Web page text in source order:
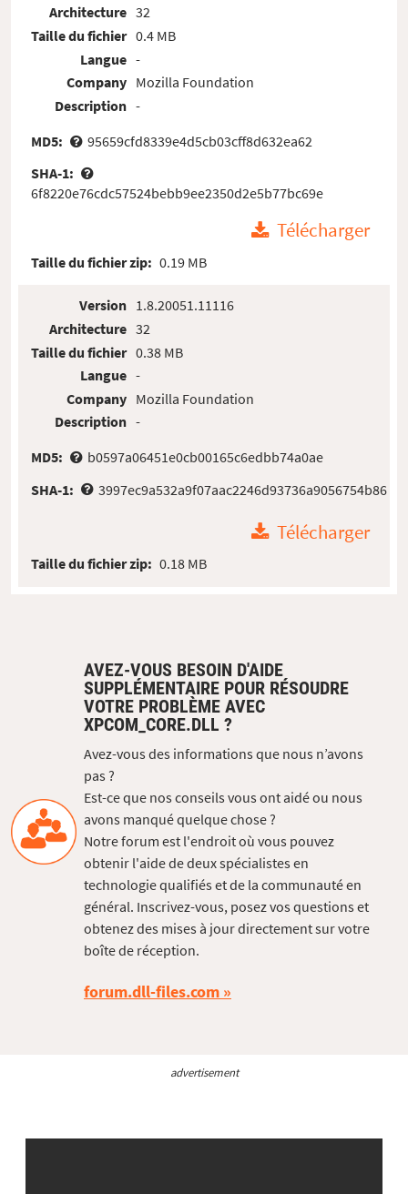
Architecture
Taille du fichier
Langue
Company
Description
32
0.4 MB
-
Mozilla Foundation
-
MD5:
95659cfd8339e4d5cb03cff8d632ea62
SHA-1:
6f8220e76cdc57524bebb9ee2350d2e5b77bc69e
Télécharger
Taille du fichier zip: 0.19 MB
Version
Architecture
Taille du fichier
Langue
Company
Description
1.8.20051.11116
32
0.38 MB
-
Mozilla Foundation
-
MD5:
b0597a06451e0cb00165c6edbb74a0ae
SHA-1:
3997ec9a532a9f07aac2246d93736a9056754b86
Télécharger
Taille du fichier zip: 0.18 MB
AVEZ-VOUS BESOIN D'AIDE
SUPPLÉMENTAIRE POUR RÉSOUDRE
VOTRE PROBLÈME AVEC
XPCOM_CORE.DLL ?
Avez-vous des informations que nous n’avons
pas ?
Est-ce que nos conseils vous ont aidé ou nous
avons manqué quelque chose ?
Notre forum est l'endroit où vous pouvez
obtenir l'aide de deux spécialistes en
technologie qualifiés et de la communauté en
général. Inscrivez-vous, posez vos questions et
obtenez des mises à jour directement sur votre
boîte de réception.
forum.dll-files.com
advertisement